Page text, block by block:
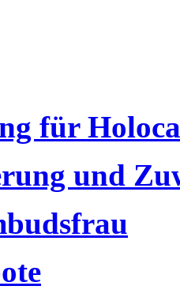
für
und